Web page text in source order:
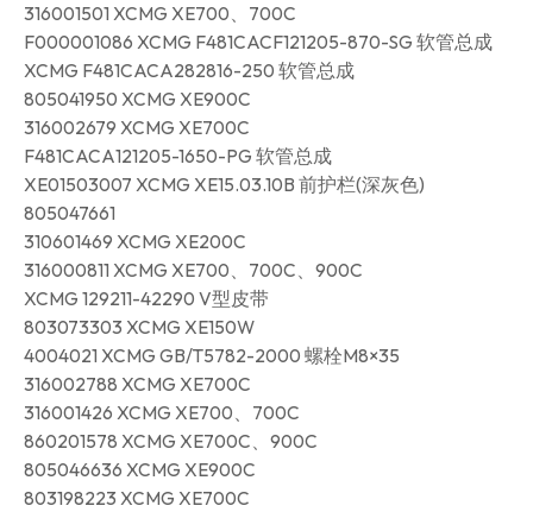
316001501 XCMG XE700、700C
F000001086 XCMG F481CACF121205-870-SG 软管总成
XCMG F481CACA282816-250 软管总成
805041950 XCMG XE900C
316002679 XCMG XE700C
F481CACA121205-1650-PG 软管总成
XE01503007 XCMG XE15.03.10B 前护栏(深灰色)
805047661
310601469 XCMG XE200C
316000811 XCMG XE700、700C、900C
XCMG 129211-42290 V型皮带
803073303 XCMG XE150W
4004021 XCMG GB/T5782-2000 螺栓M8×35
316002788 XCMG XE700C
316001426 XCMG XE700、700C
860201578 XCMG XE700C、900C
805046636 XCMG XE900C
803198223 XCMG XE700C